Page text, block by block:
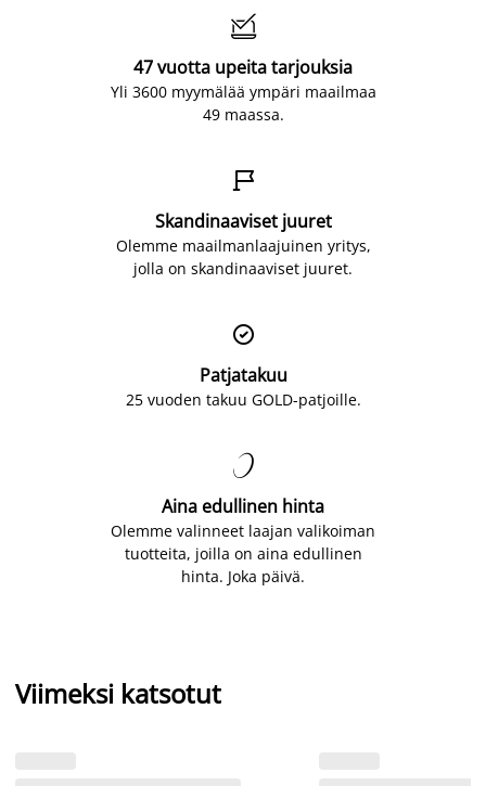

47 vuotta upeita tarjouksia
Yli 3600 myymälää ympäri maailmaa
49 maassa.

Skandinaaviset juuret
Olemme maailmanlaajuinen yritys,
jolla on skandinaaviset juuret.

Patjatakuu
25 vuoden takuu GOLD-patjoille.

Aina edullinen hinta
Olemme valinneet laajan valikoiman
tuotteita, joilla on aina edullinen
hinta. Joka päivä.
Viimeksi katsotut